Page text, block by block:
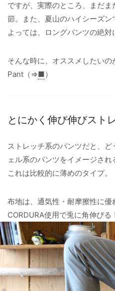
ですが、実際のところ、まだ
節。また、夏山のハイシーズ
よっては、ロングパンツの絶対
そんな時に、オススメしたい
Pant（⇒■）
とにかく伸び伸びスト
ストレッチ系のパンツだと、
ェル系のパンツをイメージされ
これは比較的に薄めのタイプ。
布地は、通気性・耐摩擦性に
CORDURA使用で兎に角伸びる